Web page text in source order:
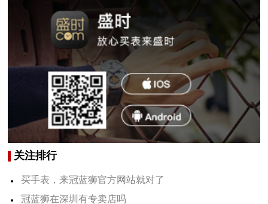
关注排行
买手表，来冠蓝狮官方网站就对了
冠蓝狮在深圳有专卖店吗